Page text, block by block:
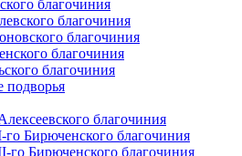
благочиния
благочиния
благочиния
благочиния
благочиния
подворья
благочиния
го Бирюченского благочиния
го Бирюченского благочиния